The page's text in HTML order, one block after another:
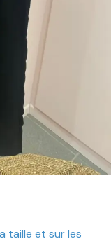
taille et sur les